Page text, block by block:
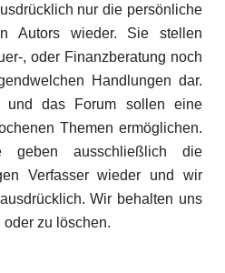
nur die persönliche
Autors wieder. Sie stellen
, oder Finanzberatung noch
Handlungen dar.
und das Forum sollen eine
Themen ermöglichen.
geben ausschließlich die
Verfasser wieder und wir
Wir behalten uns
zu löschen.